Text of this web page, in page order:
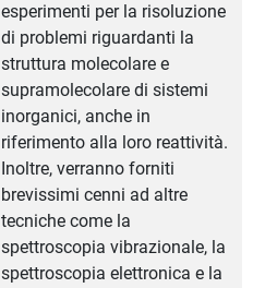
esperimenti per la risoluzione
di problemi riguardanti la
struttura molecolare e
supramolecolare di sistemi
inorganici, anche in
riferimento alla loro reattività.
Inoltre, verranno forniti
brevissimi cenni ad altre
tecniche come la
spettroscopia vibrazionale, la
spettroscopia elettronica e la